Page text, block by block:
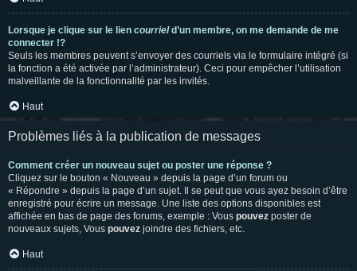
Lorsque je clique sur le lien courrield’un membre, on me demande de me
connecter !?
Seuls les membres peuvent s’envoyer des courriels via le formulaire intégré (si
la fonction a été activée par l’administrateur). Ceci pour empêcher l’utilisation
malveillante de la fonctionnalité par les invités.
Haut
Problèmes liés à la publication de messages
Comment créer un nouveau sujet ou poster une réponse ?
Cliquez sur le bouton « Nouveau » depuis la page d’un forum ou
« Répondre » depuis la page d’un sujet. Il se peut que vous ayez besoin d’être
enregistré pour écrire un message. Une liste des options disponibles est
affichée en bas de page des forums, exemple : Vous pouvez poster de
nouveaux sujets, Vous pouvez joindre des fichiers, etc.
Haut